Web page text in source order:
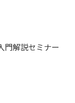
門解説セミナー